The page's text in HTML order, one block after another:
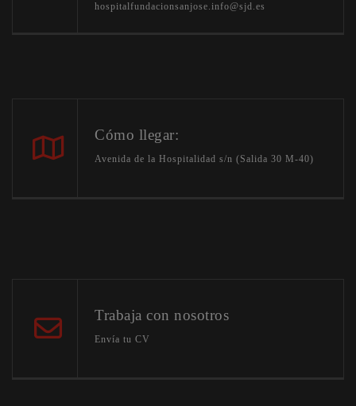
hospitalfundacionsanjose.info@sjd.es
Cómo llegar:
Avenida de la Hospitalidad s/n (Salida 30 M-40)
Trabaja con nosotros
Envía tu CV